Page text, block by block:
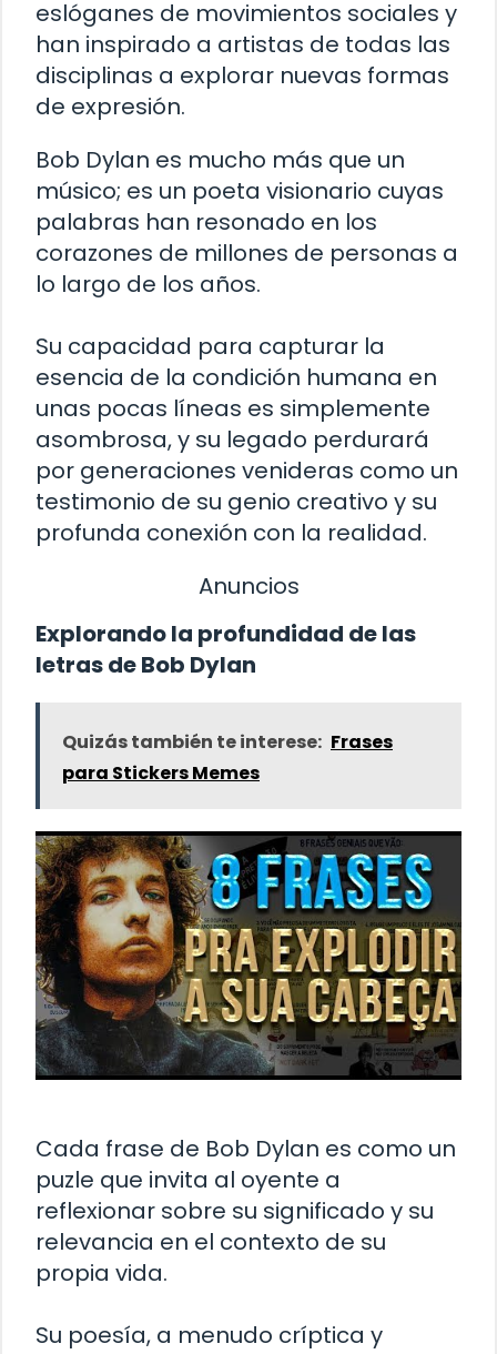
eslóganes de movimientos sociales y
han inspirado a artistas de todas las
disciplinas a explorar nuevas formas
de expresión.
Bob Dylan es mucho más que un
músico; es un poeta visionario cuyas
palabras han resonado en los
corazones de millones de personas a
lo largo de los años.
Su capacidad para capturar la
esencia de la condición humana en
unas pocas líneas es simplemente
asombrosa, y su legado perdurará
por generaciones venideras como un
testimonio de su genio creativo y su
profunda conexión con la realidad.
Anuncios
Explorando la profundidad de las
letras de Bob Dylan
Quizás también te interese: Frases
para Stickers Memes
Cada frase de Bob Dylan es como un
puzle que invita al oyente a
reflexionar sobre su significado y su
relevancia en el contexto de su
propia vida.
Su poesía, a menudo críptica y